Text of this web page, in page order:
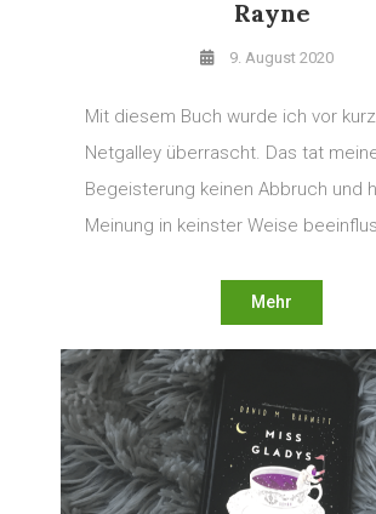
Rayne
9. August 2020
Mit diesem Buch wurde ich vor
Netgalley überrascht. Das tat
Begeisterung keinen Abbruch und
Meinung in keinster Weise
Mehr